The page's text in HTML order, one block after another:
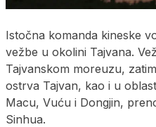
Istočna komanda kineske
vežbe u okolini Tajvana.
Tajvanskom moreuzu,
ostrva Tajvan, kao i u
Macu, Vuću i Dongjin,
Sinhua.